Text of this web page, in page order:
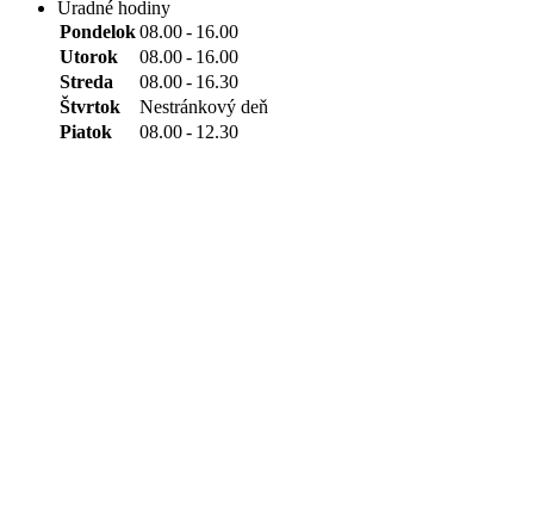
Úradné hodiny
Pondelok08.00- 16.00
Utorok
08.00- 16.00
Streda
08.00- 16.30
Štvrtok
Nestránkový deň
Piatok
08.00- 12.30